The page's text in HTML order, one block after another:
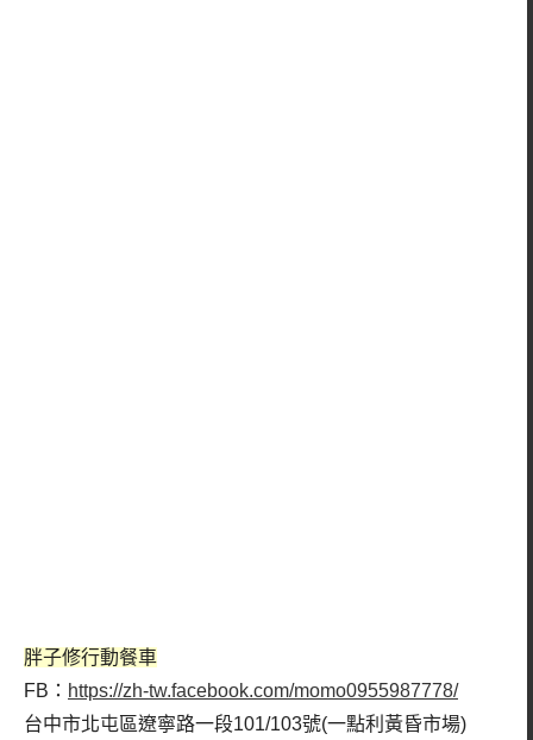
胖子修行動餐車
FB： https://zh-tw.facebook.com/momo0955987778/
台中市北屯區遼寧路一段101/103號(一點利黃昏市場)